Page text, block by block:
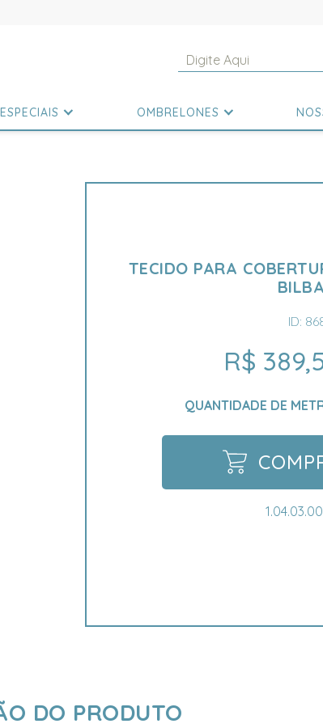
OMBRELONES
TECIDO PARA
ID:
R$
QUANTIDADE DE
DO PRODUTO